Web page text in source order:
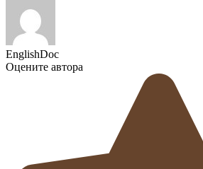
EnglishDoc
Оцените автора